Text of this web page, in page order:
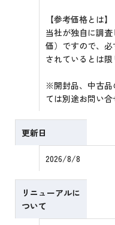
【参考価格とは】
当社が独自に調
価）ですので、
されているとは限
※開封品、中古品
ては別途お問い合
更新日
2026/8/8
リニューアルに
ついて